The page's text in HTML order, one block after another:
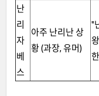
난
리
자
베
스
아주 난리난 상
황 (과장, 유머)
"